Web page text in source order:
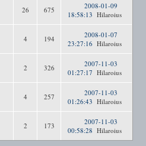
26 675
2008-01-09
18:58:13 Hilaroius
4 194
2008-01-07
23:27:16 Hilaroius
2 326
2007-11-03
01:27:17 Hilaroius
4 257
2007-11-03
01:26:43 Hilaroius
2 173
2007-11-03
00:58:28 Hilaroius